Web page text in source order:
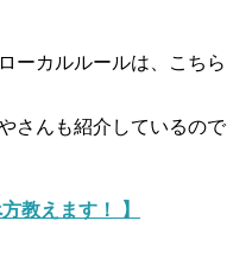
ーカルルールは、こちら
さんも紹介しているので
教えます！ 】